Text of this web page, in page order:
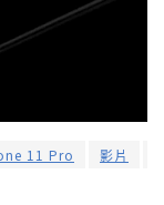
11 Pro 影片